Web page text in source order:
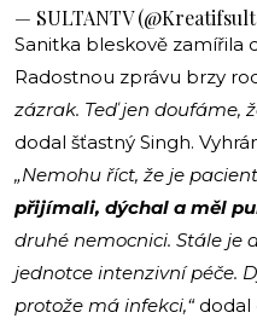
— SULTANTV
Sanitka bleskově zamířila
Radostnou zprávu brzy
zázrak. Teď jen doufáme,
dodal šťastný Singh.
„Nemohu říct, že je
přijímali, dýchal a měl
druhé nemocnici. Stále je
jednotce intenzivní péče.
protože má infekci,“ dodal